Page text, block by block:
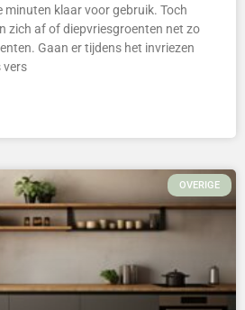
minuten klaar voor gebruik. Toch
zich af of diepvriesgroenten net zo
Gaan er tijdens het invriezen
vers
OVERIGE